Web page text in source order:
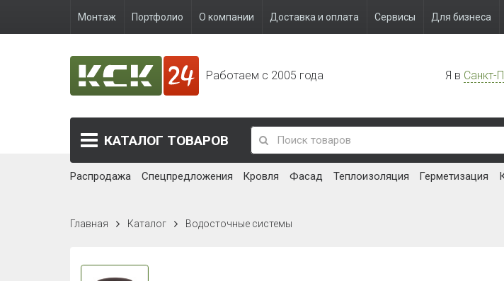
Монтаж Портфолио О компании Доставка и оплата Сервисы Для бизнеса
Работаем с 2005 года Я в Санкт-
КАТАЛОГ ТОВАРОВ
Распродажа Спецпредложения Кровля Фасад Теплоизоляция Герметизация
Главная Каталог Водосточные системы